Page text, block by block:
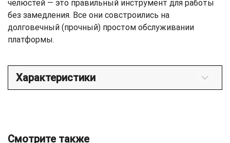
челюстей — это правильный инструмент для работы
без замедления. Все они совстроились на
долговечный (прочный) простом обслуживании
платформы.
Характеристики
Смотрите также